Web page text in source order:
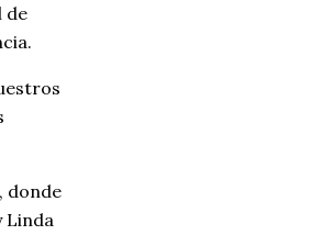
de
donde
Linda